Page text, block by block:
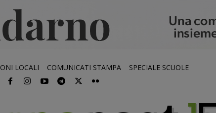
LOCALI COMUNICATI STAMPA SPECIALE SCUOLE